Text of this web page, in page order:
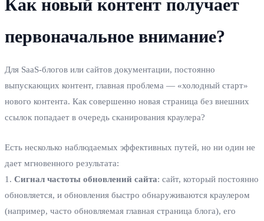
Как новый контент получает
первоначальное внимание?
Для SaaS-блогов или сайтов документации, постоянно
выпускающих контент, главная проблема — «холодный старт»
нового контента. Как совершенно новая страница без внешних
ссылок попадает в очередь сканирования краулера?
Есть несколько наблюдаемых эффективных путей, но ни один не
дает мгновенного результата:
1. Сигнал частоты обновлений сайта: сайт, который постоянно
обновляется, и обновления быстро обнаруживаются краулером
(например, часто обновляемая главная страница блога), его